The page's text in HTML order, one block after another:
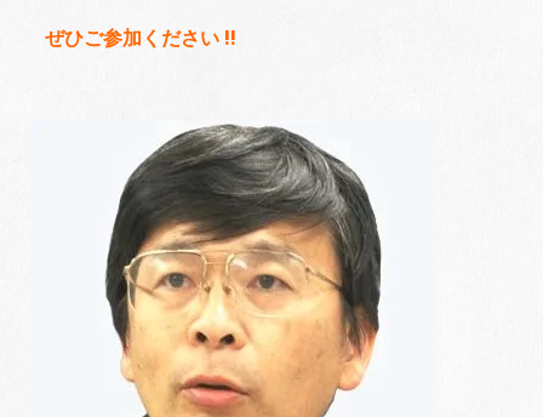
ぜひご参加ください !!